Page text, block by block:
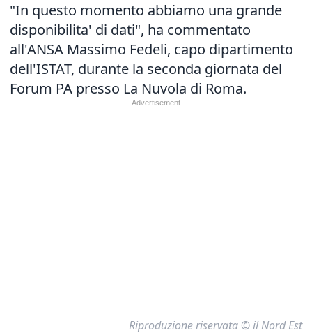
"In questo momento abbiamo una grande
disponibilita' di dati", ha commentato
all'ANSA Massimo Fedeli, capo dipartimento
dell'ISTAT, durante la seconda giornata del
Forum PA presso La Nuvola di Roma.
Riproduzione riservata © il Nord Est